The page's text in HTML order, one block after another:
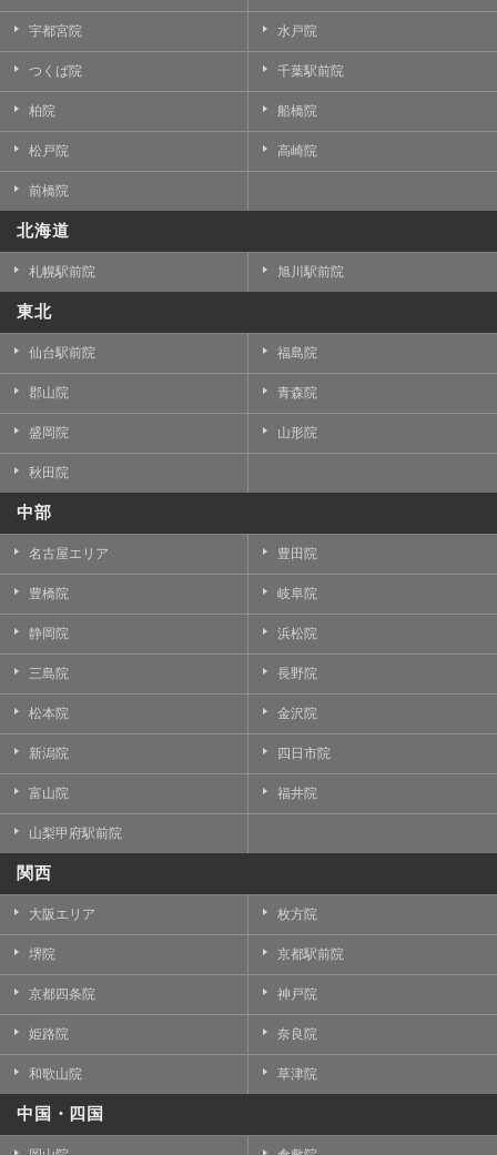
宇都宮院 水戸院
つくば院 千葉駅前院
柏院 船橋院
松戸院 高崎院
前橋院
北海道
札幌駅前院 旭川駅前院
東北
仙台駅前院 福島院
郡山院 青森院
盛岡院 山形院
秋田院
中部
名古屋エリア 豊田院
豊橋院 岐阜院
静岡院 浜松院
三島院 長野院
松本院 金沢院
新潟院 四日市院
富山院 福井院
山梨甲府駅前院
関西
大阪エリア 枚方院
堺院 京都駅前院
京都四条院 神戸院
姫路院 奈良院
和歌山院 草津院
中国・四国